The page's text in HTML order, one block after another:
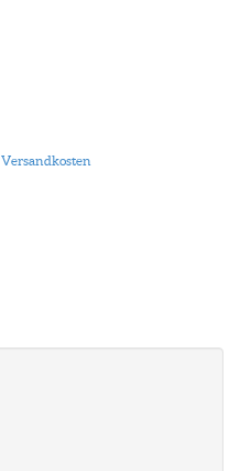
Versandkosten